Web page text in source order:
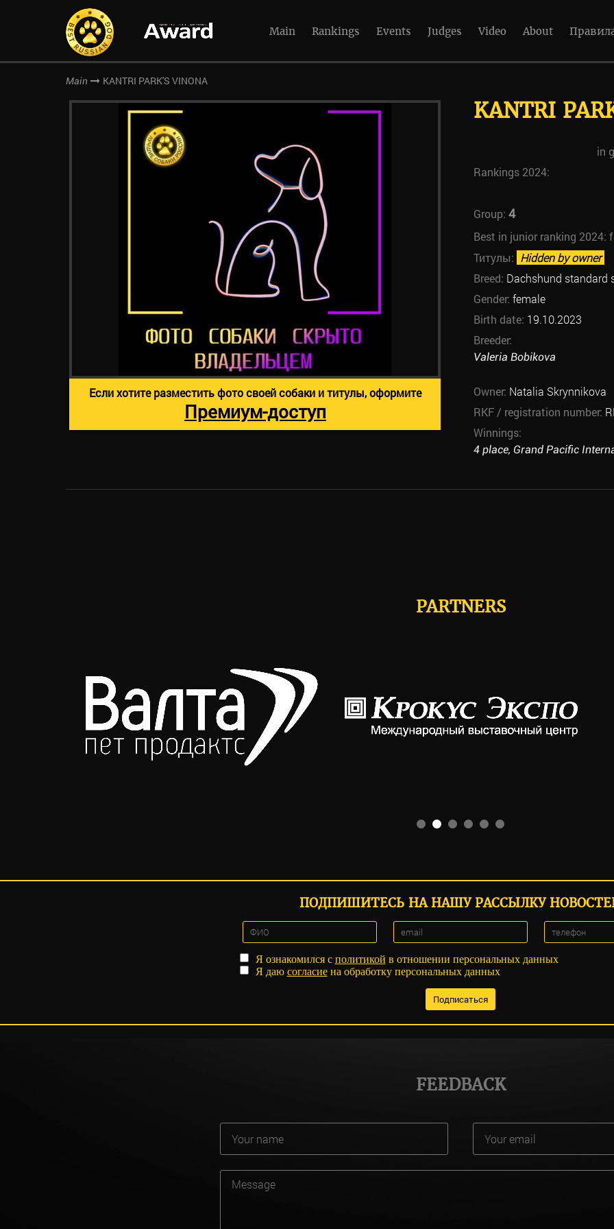
Main Rankings Events Judges Video About
Main KANTRI PARK'S VINONA
KANTRI
in
Rankings 2024:
Group: 4
Best in junior ranking 2024:
Титулы: Hidden by owner
Breed: Dachshund standard
Gender: female
Birth date: 19.10.2023
Breeder:
Valeria Bobikova
Owner: Natalia Skrynnikova
RKF / registration number:
Winnings:
4 place, Grand Pacific
Если хотите разместить фото своей собаки и титулы, оформите
Премиум-доступ
PARTNERS
ПОДПИШИТЕСЬ НА НАШУ РАССЫЛКУ
Я ознакомился с политикой в отношении персональных данных
Я даю согласиена обработку персональных данных
FEEDBACK